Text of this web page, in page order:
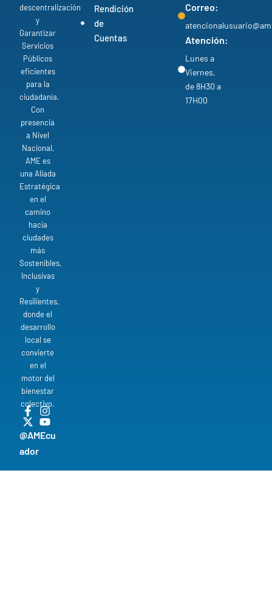
descentralización
y
Garantizar
Servicios
Públicos
eficientes
para la
ciudadanía.
Con
presencia
a Nivel
Nacional,
AME es
una Aliada
Estratégica
en el
camino
hacia
ciudades
más
Sostenibles,
Inclusivas
y
Resilientes,
donde el
desarrollo
local se
convierte
en el
motor del
bienestar
colectivo.
@AMEcu
ador
Rendición
de
Cuentas
Correo:
Atención:
Lunes a
Viernes,
de 8H30 a
17H00